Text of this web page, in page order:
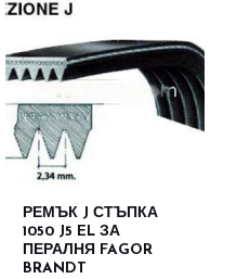
РЕМЪК J СТЪПКА
1050 J5 EL ЗА
ПЕРАЛНЯ FAGOR
BRANDT